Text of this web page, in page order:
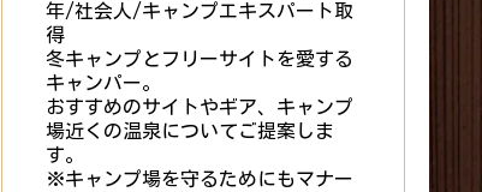
年/社会人/キャンプエキスパート取
得
冬キャンプとフリーサイトを愛する
キャンパー。
おすすめのサイトやギア、キャンプ
場近くの温泉についてご提案しま
す。
※キャンプ場を守るためにもマナー